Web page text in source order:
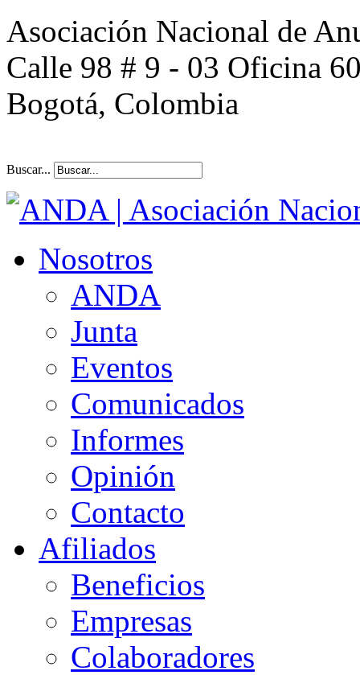
Asociación Nacional de
Calle 98 # 9 - 03 Oficina
Bogotá, Colombia
Buscar...
Nosotros
ANDA
Junta
Eventos
Comunicados
Informes
Opinión
Contacto
Afiliados
Beneficios
Empresas
Colaboradores